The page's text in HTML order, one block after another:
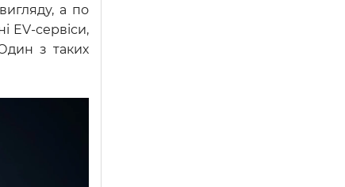
а по
EV-сервіси,
з таких